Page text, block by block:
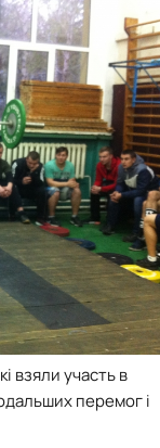
взяли участь в
перемог і